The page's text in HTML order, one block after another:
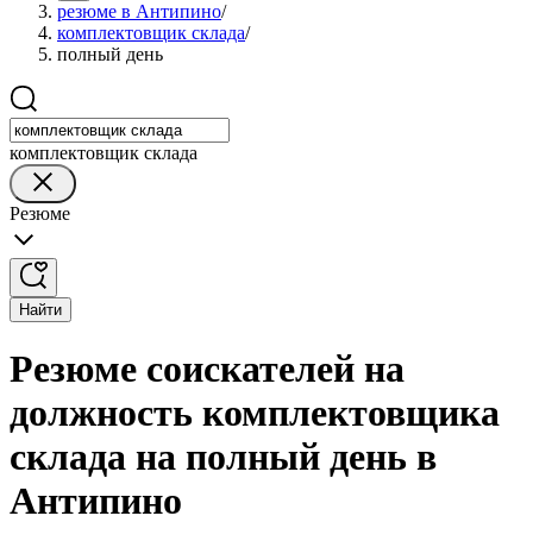
резюме в Антипино/
комплектовщик склада/
полный день
комплектовщик склада
Резюме
Найти
Резюме соискателей на
должность комплектовщика
склада на полный день в
Антипино